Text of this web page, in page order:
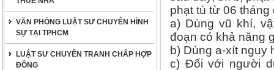
VĂN PHÒNG LUẬT SƯ CHUYÊN HÌNH
SỰ TẠI TPHCM
LUẬT SƯ CHUYÊN TRANH CHẤP HỢP
ĐỒNG
phạt tù từ 06 tháng
a) Dùng vũ khí,
đoạn có khả năng
b) Dùng a-xít nguy
c) Đối với người